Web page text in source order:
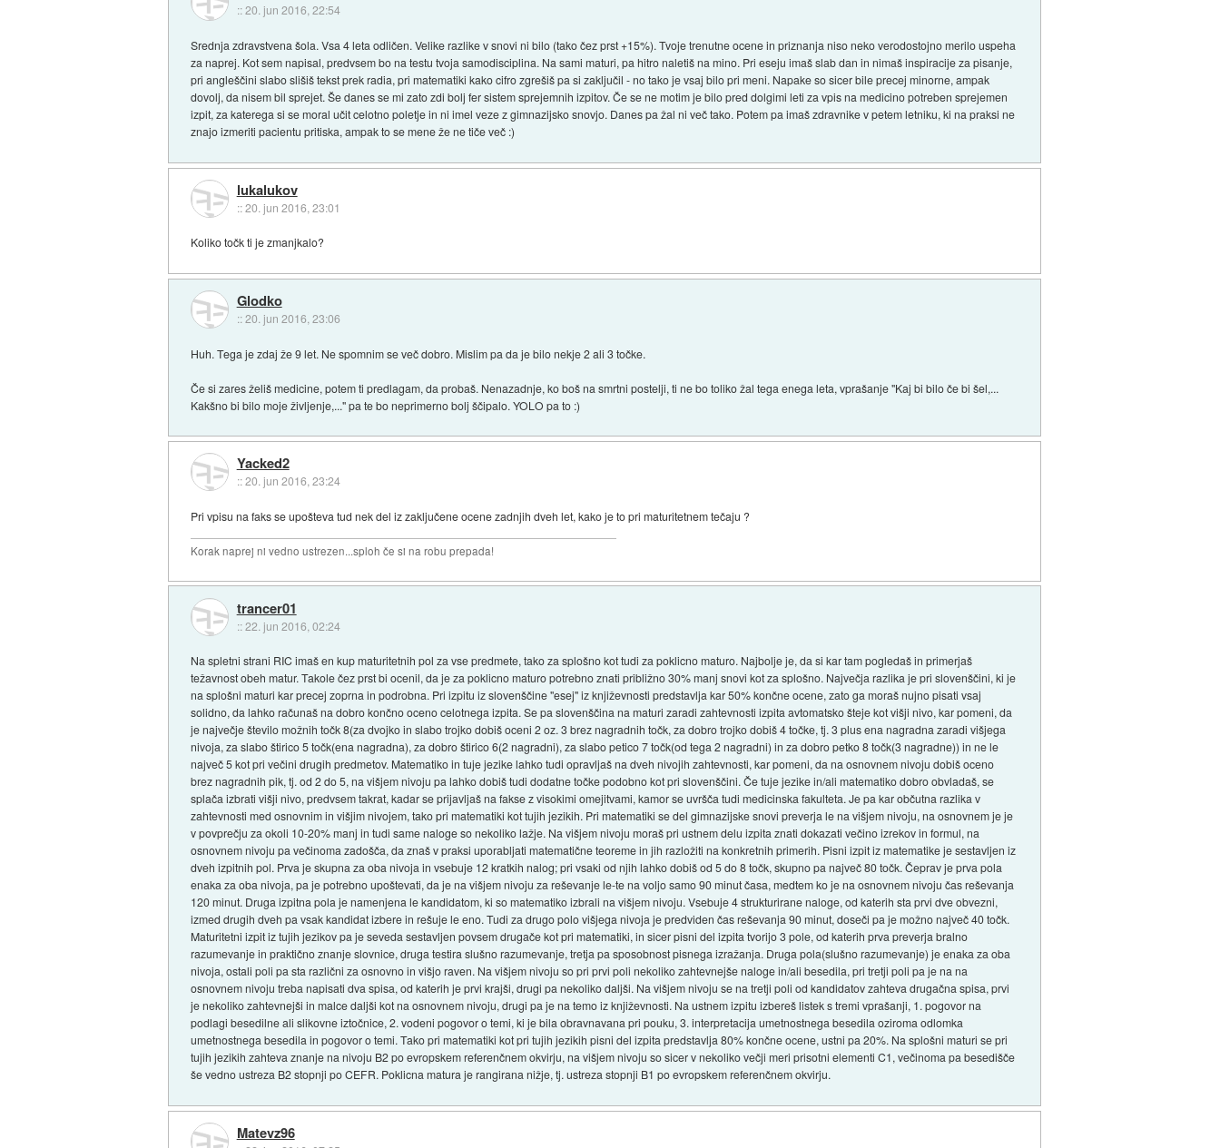
::20. jun 2016, 22:54
Srednja zdravstvena šola. Vsa 4 leta odličen. Velike razlike v snovi ni bilo (tako čez prst +15%). Tvoje trenutne ocene in priznanja niso neko verodostojno merilo uspeha
za naprej. Kot sem napisal, predvsem bo na testu tvoja samodisciplina. Na sami maturi, pa hitro naletiš na mino. Pri eseju imaš slab dan in nimaš inspiracije za pisanje,
pri angleščini slabo slišiš tekst prek radia, pri matematiki kako cifro zgrešiš pa si zaključil - no tako je vsaj bilo pri meni. Napake so sicer bile precej minorne, ampak
dovolj, da nisem bil sprejet. Še danes se mi zato zdi bolj fer sistem sprejemnih izpitov. Če se ne motim je bilo pred dolgimi leti za vpis na medicino potreben sprejemen
izpit, za katerega si se moral učit celotno poletje in ni imel veze z gimnazijsko snovjo. Danes pa žal ni več tako. Potem pa imaš zdravnike v petem letniku, ki na praksi ne
znajo izmeriti pacientu pritiska, ampak to se mene že ne tiče več :)
lukalukov
::20. jun 2016, 23:01
Koliko točk ti je zmanjkalo?
Glodko
::20. jun 2016, 23:06
Huh. Tega je zdaj že 9 let. Ne spomnim se več dobro. Mislim pa da je bilo nekje 2 ali 3 točke.
Če si zares želiš medicine, potem ti predlagam, da probaš. Nenazadnje, ko boš na smrtni postelji, ti ne bo toliko žal tega enega leta, vprašanje "Kaj bi bilo če bi šel,...
Kakšno bi bilo moje življenje,..." pa te bo neprimerno bolj ščipalo. YOLO pa to :)
Yacked2
::20. jun 2016, 23:24
Pri vpisu na faks se upošteva tud nek del iz zaključene ocene zadnjih dveh let, kako je to pri maturitetnem tečaju ?
Korak naprej ni vedno ustrezen...sploh če si na robu prepada!
trancer01
::22. jun 2016, 02:24
Na spletni strani RIC imaš en kup maturitetnih pol za vse predmete, tako za splošno kot tudi za poklicno maturo. Najbolje je, da si kar tam pogledaš in primerjaš
težavnost obeh matur. Takole čez prst bi ocenil, da je za poklicno maturo potrebno znati približno 30% manj snovi kot za splošno. Največja razlika je pri slovenščini, ki je
na splošni maturi kar precej zoprna in podrobna. Pri izpitu iz slovenščine "esej" iz književnosti predstavlja kar 50% končne ocene, zato ga moraš nujno pisati vsaj
solidno, da lahko računaš na dobro končno oceno celotnega izpita. Se pa slovenščina na maturi zaradi zahtevnosti izpita avtomatsko šteje kot višji nivo, kar pomeni, da
je največje število možnih točk 8(za dvojko in slabo trojko dobiš oceni 2 oz. 3 brez nagradnih točk, za dobro trojko dobiš 4 točke, tj. 3 plus ena nagradna zaradi višjega
nivoja, za slabo štirico 5 točk(ena nagradna), za dobro štirico 6(2 nagradni), za slabo petico 7 točk(od tega 2 nagradni) in za dobro petko 8 točk(3 nagradne)) in ne le
največ 5 kot pri večini drugih predmetov. Matematiko in tuje jezike lahko tudi opravljaš na dveh nivojih zahtevnosti, kar pomeni, da na osnovnem nivoju dobiš oceno
brez nagradnih pik, tj. od 2 do 5, na višjem nivoju pa lahko dobiš tudi dodatne točke podobno kot pri slovenščini. Če tuje jezike in/ali matematiko dobro obvladaš, se
splača izbrati višji nivo, predvsem takrat, kadar se prijavljaš na fakse z visokimi omejitvami, kamor se uvršča tudi medicinska fakulteta. Je pa kar občutna razlika v
zahtevnosti med osnovnim in višjim nivojem, tako pri matematiki kot tujih jezikih. Pri matematiki se del gimnazijske snovi preverja le na višjem nivoju, na osnovnem je je
v povprečju za okoli 10-20% manj in tudi same naloge so nekoliko lažje. Na višjem nivoju moraš pri ustnem delu izpita znati dokazati večino izrekov in formul, na
osnovnem nivoju pa večinoma zadošča, da znaš v praksi uporabljati matematične teoreme in jih razložiti na konkretnih primerih. Pisni izpit iz matematike je sestavljen iz
dveh izpitnih pol. Prva je skupna za oba nivoja in vsebuje 12 kratkih nalog; pri vsaki od njih lahko dobiš od 5 do 8 točk, skupno pa največ 80 točk. Čeprav je prva pola
enaka za oba nivoja, pa je potrebno upoštevati, da je na višjem nivoju za reševanje le-te na voljo samo 90 minut časa, medtem ko je na osnovnem nivoju čas reševanja
120 minut. Druga izpitna pola je namenjena le kandidatom, ki so matematiko izbrali na višjem nivoju. Vsebuje 4 strukturirane naloge, od katerih sta prvi dve obvezni,
izmed drugih dveh pa vsak kandidat izbere in rešuje le eno. Tudi za drugo polo višjega nivoja je predviden čas reševanja 90 minut, doseči pa je možno največ 40 točk.
Maturitetni izpit iz tujih jezikov pa je seveda sestavljen povsem drugače kot pri matematiki, in sicer pisni del izpita tvorijo 3 pole, od katerih prva preverja bralno
razumevanje in praktično znanje slovnice, druga testira slušno razumevanje, tretja pa sposobnost pisnega izražanja. Druga pola(slušno razumevanje) je enaka za oba
nivoja, ostali poli pa sta različni za osnovno in višjo raven. Na višjem nivoju so pri prvi poli nekoliko zahtevnejše naloge in/ali besedila, pri tretji poli pa je na na
osnovnem nivoju treba napisati dva spisa, od katerih je prvi krajši, drugi pa nekoliko daljši. Na višjem nivoju se na tretji poli od kandidatov zahteva drugačna spisa, prvi
je nekoliko zahtevnejši in malce daljši kot na osnovnem nivoju, drugi pa je na temo iz književnosti. Na ustnem izpitu izbereš listek s tremi vprašanji, 1. pogovor na
podlagi besedilne ali slikovne iztočnice, 2. vodeni pogovor o temi, ki je bila obravnavana pri pouku, 3. interpretacija umetnostnega besedila oziroma odlomka
umetnostnega besedila in pogovor o temi. Tako pri matematiki kot pri tujih jezikih pisni del izpita predstavlja 80% končne ocene, ustni pa 20%. Na splošni maturi se pri
tujih jezikih zahteva znanje na nivoju B2 po evropskem referenčnem okvirju, na višjem nivoju so sicer v nekoliko večji meri prisotni elementi C1, večinoma pa besedišče
še vedno ustreza B2 stopnji po CEFR. Poklicna matura je rangirana nižje, tj. ustreza stopnji B1 po evropskem referenčnem okvirju.
Matevz96